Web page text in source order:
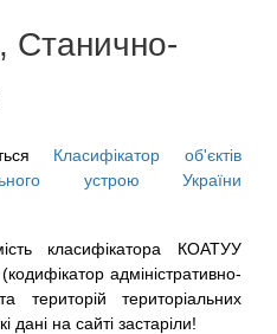
Станично-
Класифікатор об'єктів
устрою України
класифікатора КОАТУУ
адміністративно-
територій територіальних
дані на сайті застаріли!